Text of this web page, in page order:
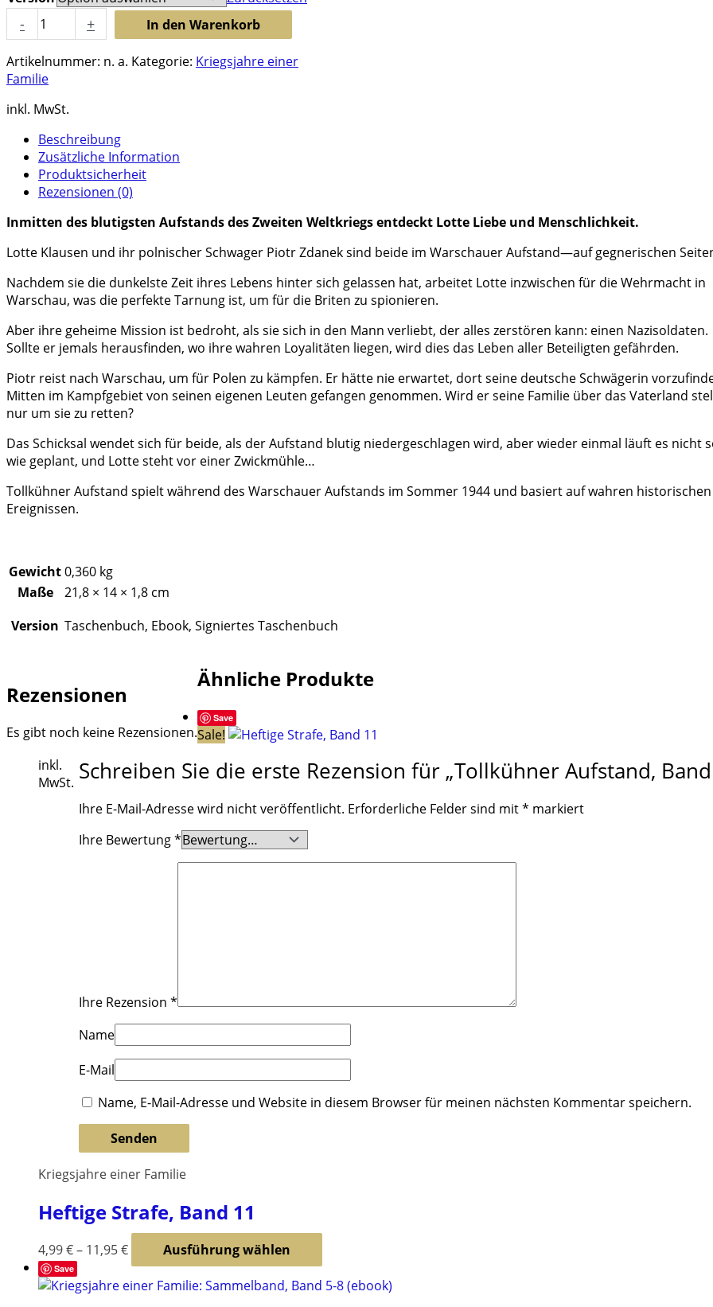
-
Tollkühner
Aufstand,
6
Menge
+ In den Warenkorb
Artikelnummer: n. a. Kategorie: Kriegsjahre einer
Familie
inkl. MwSt.
Beschreibung
Zusätzliche Information
Produktsicherheit
Rezensionen (0)
Inmitten des blutigsten Aufstands des Zweiten Weltkriegs entdeckt Lotte Liebe und Menschlichkeit.
Lotte Klausen und ihr polnischer Schwager Piotr Zdanek sind beide im Warschauer Aufstand—auf gegnerischen
Nachdem sie die dunkelste Zeit ihres Lebens hinter sich gelassen hat, arbeitet Lotte inzwischen für die Wehrmacht in
Warschau, was die perfekte Tarnung ist, um für die Briten zu spionieren.
Aber ihre geheime Mission ist bedroht, als sie sich in den Mann verliebt, der alles zerstören kann: einen Nazisoldaten.
Sollte er jemals herausfinden, wo ihre wahren Loyalitäten liegen, wird dies das Leben aller Beteiligten gefährden.
Piotr reist nach Warschau, um für Polen zu kämpfen. Er hätte nie erwartet, dort seine deutsche Schwägerin
Mitten im Kampfgebiet von seinen eigenen Leuten gefangen genommen. Wird er seine Familie über das Vaterland
nur um sie zu retten?
Das Schicksal wendet sich für beide, als der Aufstand blutig niedergeschlagen wird, aber wieder einmal läuft es nicht
wie geplant, und Lotte steht vor einer Zwickmühle…
Tollkühner Aufstand spielt während des Warschauer Aufstands im Sommer 1944 und basiert auf wahren historischen
Ereignissen.
Gewicht0,360 kg
Maße
21,8 × 14 × 1,8 cm
Version Taschenbuch, Ebook, Signiertes Taschenbuch
Rezensionen
Es gibt noch keine Rezensionen.
Schreiben Sie die erste Rezension für „Tollkühner Aufstand, Band
Ihre E-Mail-Adresse wird nicht veröffentlicht. Erforderliche Felder sind mit* markiert
Ihre Bewertung*
Ihre Rezension *
Name
E-Mail
Name, E-Mail-Adresse und Website in diesem Browser für meinen nächsten Kommentar speichern.
Ähnliche Produkte
Save
Sale!
inkl.
MwSt.
Kriegsjahre einer Familie
Heftige Strafe, Band 11
4,99€– 11,95€ Ausführung wählen
Produkt
weist
Save